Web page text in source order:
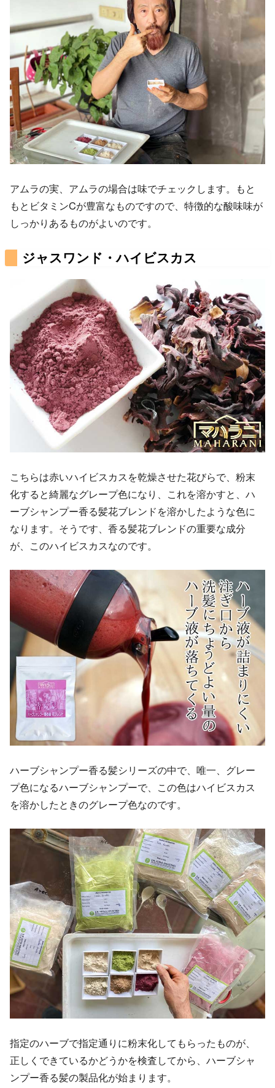
アムラの実、アムラの場合は味でチェックします。もと
もとビタミンCが豊富なものですので、特徴的な酸味味が
しっかりあるものがよいのです。
ジャスワンド・ハイビスカス
こちらは赤いハイビスカスを乾燥させた花びらで、粉末
化すると綺麗なグレープ色になり、これを溶かすと、ハ
ーブシャンプー香る髪花ブレンドを溶かしたような色に
なります。そうです、香る髪花ブレンドの重要な成分
が、このハイビスカスなのです。
ハーブシャンプー香る髪シリーズの中で、唯一、グレー
プ色になるハーブシャンプーで、この色はハイビスカス
を溶かしたときのグレープ色なのです。
指定のハーブで指定通りに粉末化してもらったものが、
正しくできているかどうかを検査してから、ハーブシャ
ンプー香る髪の製品化が始まります。